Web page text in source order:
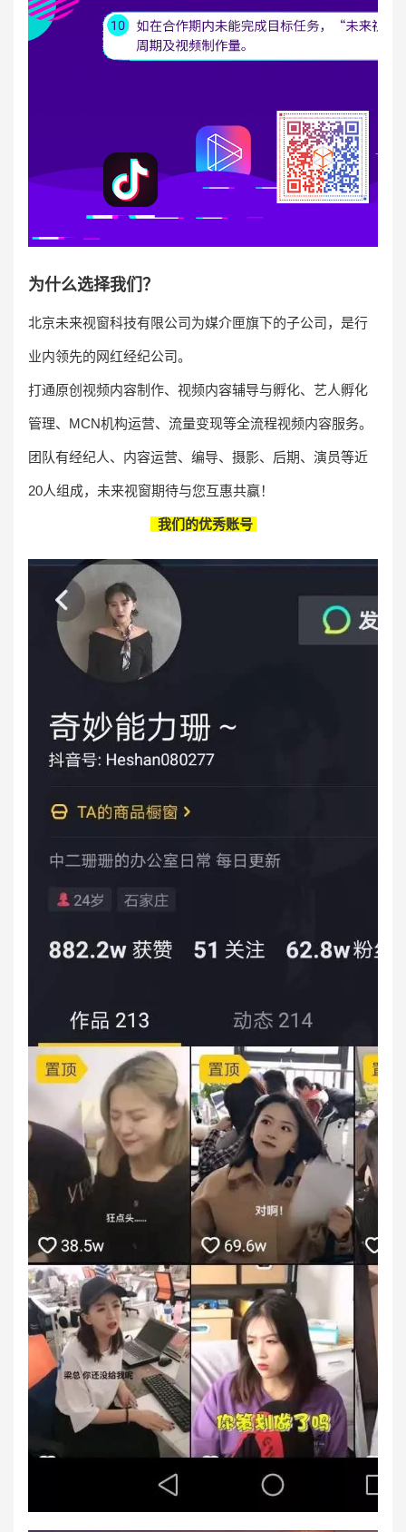
为什么选择我们？
北京未来视窗科技有限公司为媒介匣旗下的子公司，是行
业内领先的网红经纪公司。
打通原创视频内容制作、视频内容辅导与孵化、艺人孵化
管理、MCN机构运营、流量变现等全流程视频内容服务。
团队有经纪人、内容运营、编导、摄影、后期、演员等近
20人组成，未来视窗期待与您互惠共赢！
我们的优秀账号